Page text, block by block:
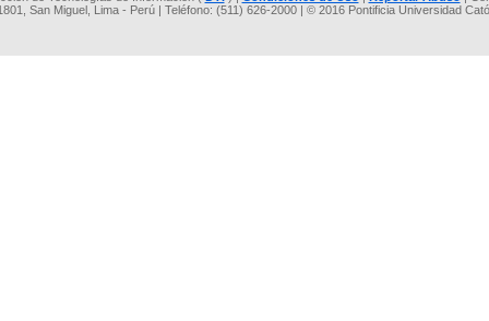
San Miguel, Lima - Perú | Teléfono: (511) 626-2000 | © 2016 Pontificia Universidad